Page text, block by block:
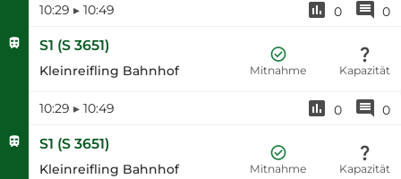
10:29 ▸ 10:49 0 0
S1 (S 3651)
Kleinreifling Bahnhof Mitnahme Kapazität
10:29 ▸ 10:49 0 0
S1 (S 3651)
Kleinreifling Bahnhof Mitnahme Kapazität